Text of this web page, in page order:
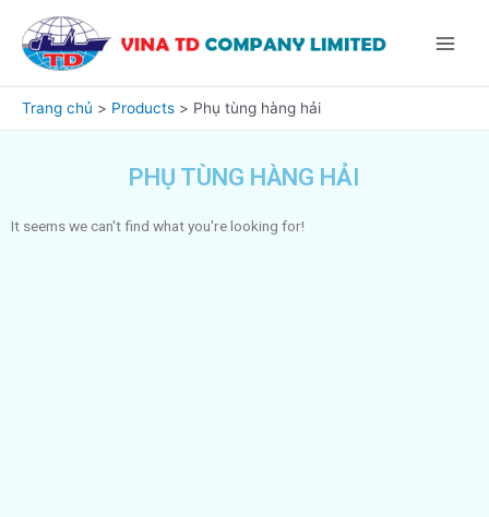
dung
Menu
Trang chủ Products Phụ tùng hàng hải
PHỤ TÙNG HÀNG HẢI
It seems we can't find what you're looking for!